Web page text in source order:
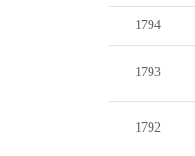
1794
1793
1792